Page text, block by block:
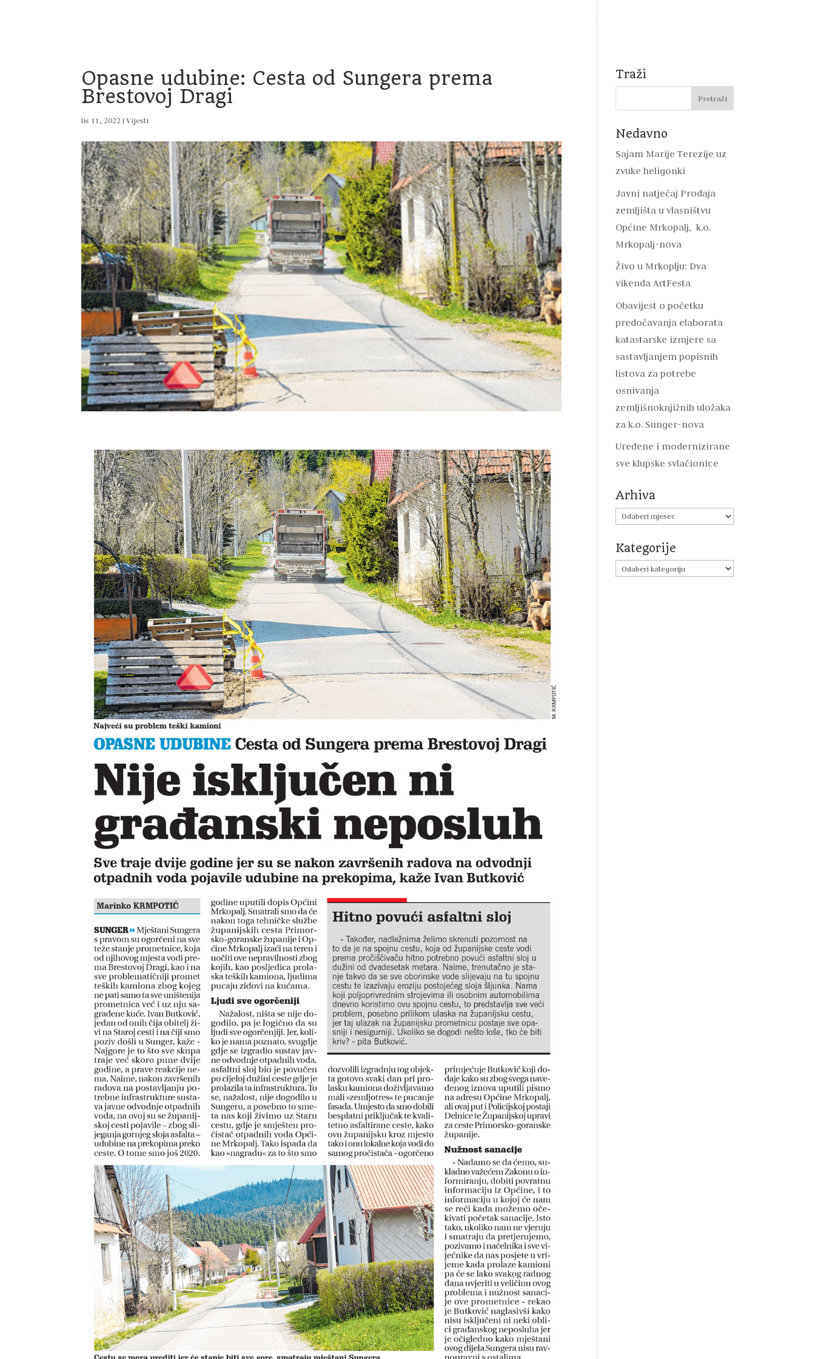
Opasne udubine: Cesta od Sungera prema
Brestovoj Dragi
lis 11, 2022|Vijesti
Traži
Nedavno
Sajam Marije Terezije uz
zvuke heligonki
Javni natječaj Prodaja
zemljišta u vlasništvu
Općine Mrkopalj, k.o.
Mrkopalj-nova
Živo u Mrkoplju: Dva
vikenda ArtFesta
Obavijest o početku
predočavanja elaborata
katastarske izmjere sa
sastavljanjem popisnih
listova za potrebe
osnivanja
zemljišnoknjižnih uložaka
za k.o. Sunger-nova
Uređene i modernizirane
sve klupske svlačionice
Arhiva
Arhiva
Kategorije
Kategorije